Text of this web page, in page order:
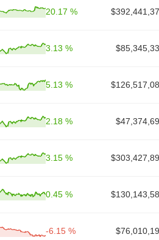
20.17 %
3.13 %
5.13 %
2.18 %
3.15 %
0.45 %
-6.15 %